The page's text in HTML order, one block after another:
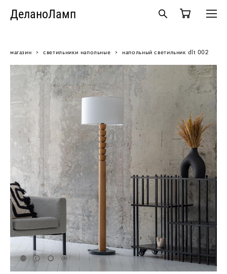
ДеланоЛамп
магазин > светильники напольные > напольный светильник dlt 002